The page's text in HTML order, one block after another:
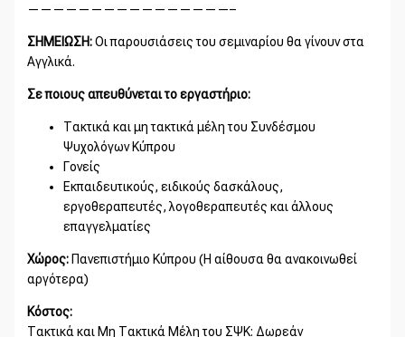
————————————————–
ΣΗΜΕΙΩΣΗ:Οι παρουσιάσεις του σεμιναρίου θα γίνουν στα
Αγγλικά.
Σε ποιους απευθύνεται το εργαστήριο:
Τακτικά και μη τακτικά μέλη του Συνδέσμου
Ψυχολόγων Κύπρου
Γονείς
Εκπαιδευτικούς, ειδικούς δασκάλους,
εργοθεραπευτές, λογοθεραπευτές και άλλους
επαγγελματίες
Χώρος:Πανεπιστήμιο Κύπρου (Η αίθουσα θα ανακοινωθεί
αργότερα)
Κόστος:
Τακτικά και Μη Τακτικά Μέλη του ΣΨΚ: Δωρεάν